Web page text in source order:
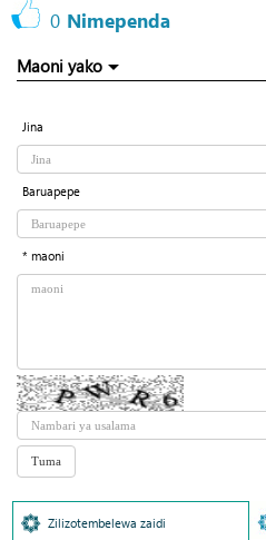
0 Nimependa
Maoni yako
Jina
Baruapepe
* maoni
Zilizotembelewa zaidi